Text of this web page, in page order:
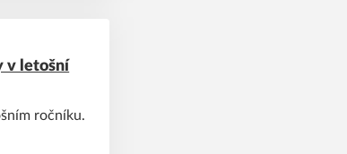
v letošní
ročníku.